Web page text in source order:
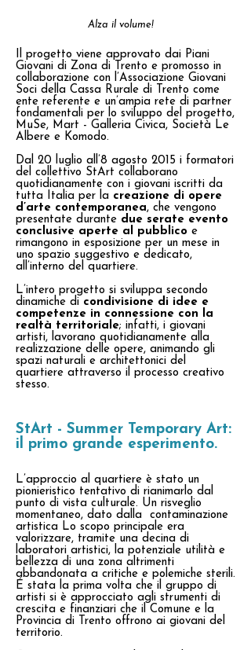
Alza il volume!
Il progetto viene approvato dai Piani
Giovani di Zona di Trento e promosso in
collaborazione con l’Associazione Giovani
Soci della Cassa Rurale di Trento come
ente referente e un’ampia rete di partner
fondamentali per lo sviluppo del progetto,
MuSe, Mart - Galleria Civica, Società Le
Albere e Komodo.
Dal 20 luglio all’8 agosto 2015 i formatori
del collettivo StArt collaborano
quotidianamente con i giovani iscritti da
tutta Italia per la creazione di opere
d’arte contemporanea, che vengono
presentate durante due serate evento
conclusive aperte al pubblico e
rimangono in esposizione per un mese in
uno spazio suggestivo e dedicato,
all’interno del quartiere.
L’intero progetto si sviluppa secondo
dinamiche di condivisione di idee e
competenze in connessione con la
realtà territoriale; infatti, i giovani
artisti, lavorano quotidianamente alla
realizzazione delle opere, animando gli
spazi naturali e architettonici del
quartiere attraverso il processo creativo
stesso.
StArt - Summer Temporary Art:
il primo grande esperimento.
L’approccio al quartiere è stato un
pionieristico tentativo di rianimarlo dal
punto di vista culturale. Un risveglio
momentaneo, dato dalla contaminazione
artistica Lo scopo principale era
valorizzare, tramite una decina di
laboratori artistici, la potenziale utilità e
bellezza di una zona altrimenti
abbandonata a critiche e polemiche sterili.
É stata la prima volta che il gruppo di
artisti si è approcciato agli strumenti di
crescita e finanziari che il Comune e la
Provincia di Trento offrono ai giovani del
territorio.